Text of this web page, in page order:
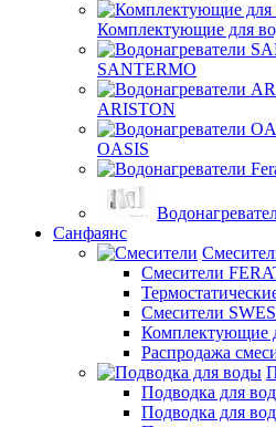
Комплектующие для
SANTERMO
ARISTON
OASIS
Санфаянс
Смесители
Смесители SWES
Комплектующие
Распродажа
Подводка для
Подводка для